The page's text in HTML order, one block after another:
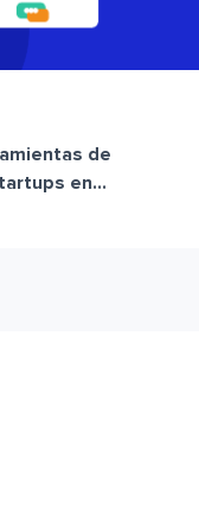
de
en...